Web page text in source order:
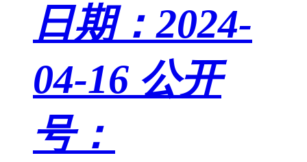
日期：2024-
04-16 公开
号：